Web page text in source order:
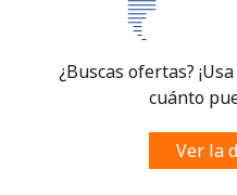
¿Buscas ofertas?
cuánto
Ver la